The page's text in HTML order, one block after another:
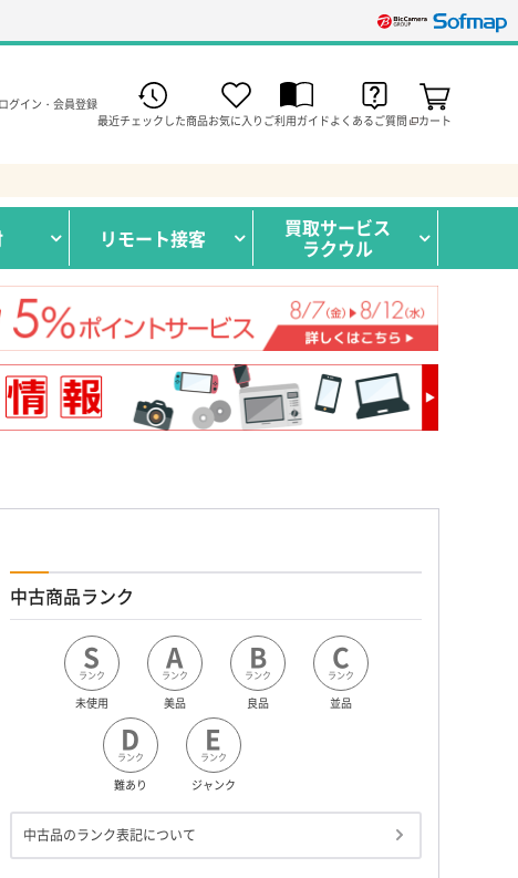
ログイン・会員登録
最近チェックした商品お気に入り ご利用ガイドよくあるご質問 カート
リモート接客 買取サービス
ラクウル
中古商品ランク
S
ランク
未使用
A
ランク
美品
B
ランク
良品
C
ランク
並品
D
ランク
難あり
E
ランク
ジャンク
中古品のランク表記について